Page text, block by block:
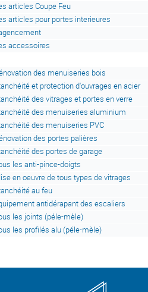
articles Coupe Feu
articles pour portes interieures
accessoires
des menuiseries bois
et protection d'ouvrages en acier
des vitrages et portes en verre
des menuiseries aluminium
des menuiseries PVC
des portes palières
des portes de garage
les anti-pince-doigts
en oeuvre de tous types de vitrages
au feu
antidérapant des escaliers
les joints (péle-mèle)
les profilés alu (péle-mèle)